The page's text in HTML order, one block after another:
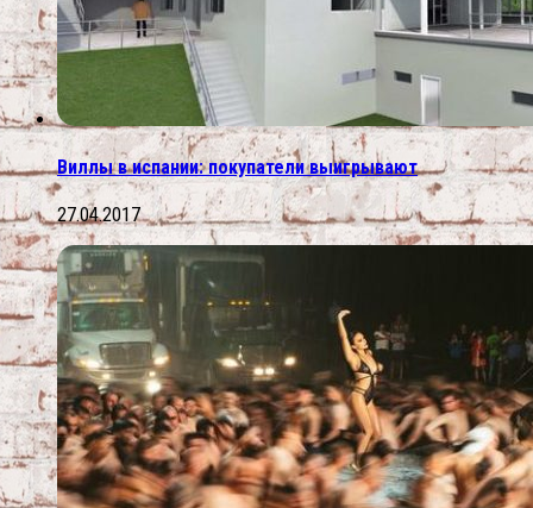
Виллы в испании: покупатели выигрывают
27.04.2017